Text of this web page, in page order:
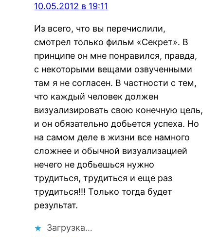
10.05.2012 в 19:11
Из всего, что вы перечислили,
смотрел только фильм «Секрет». В
принципе он мне понравился, правда,
с некоторыми вещами озвученными
там я не согласен. В частности с тем,
что каждый человек должен
визуализировать свою конечную цель,
и он обязательно добьется успеха. Но
на самом деле в жизни все намного
сложнее и обычной визуализацией
нечего не добьешься нужно
трудиться, трудиться и еще раз
трудиться!!! Только тогда будет
результат.
Загрузка…